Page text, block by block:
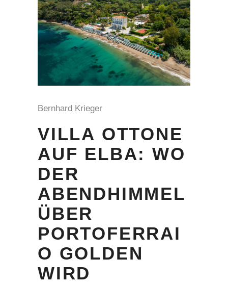
Bernhard Krieger
VILLA OTTONE
AUF ELBA: WO
DER
ABENDHIMMEL
ÜBER
PORTOFERRAI
O GOLDEN
WIRD